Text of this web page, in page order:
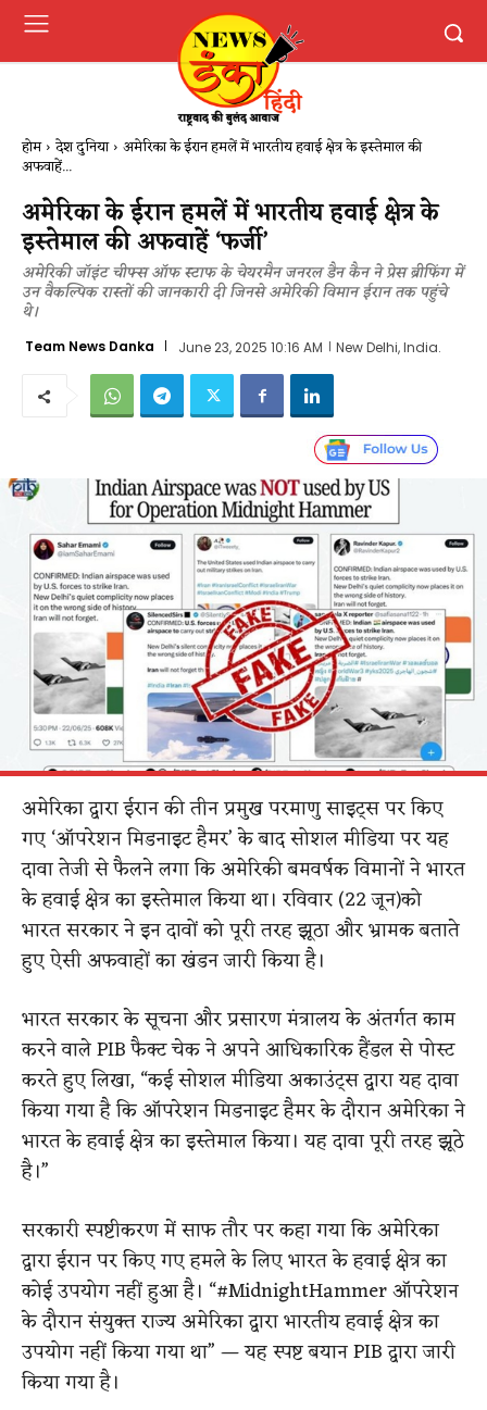
होम देश दुनिया अमेरिका के ईरान हमलें में भारतीय हवाई क्षेत्र के इस्तेमाल की
अफवाहें...
अमेरिका के ईरान हमलें में भारतीय हवाई क्षेत्र के
इस्तेमाल की अफवाहें ‘फर्जी’
अमेरिकी जॉइंट चीफ्स ऑफ स्टाफ के चेयरमैन जनरल डैन कैन ने प्रेस ब्रीफिंग में
उन वैकल्पिक रास्तों की जानकारी दी जिनसे अमेरिकी विमान ईरान तक पहुंचे
थे।
Team News Danka June 23, 2025 10:16 AM New Delhi, India.
अमेरिका द्वारा ईरान की तीन प्रमुख परमाणु साइट्स पर किए
गए ‘ऑपरेशन मिडनाइट हैमर’ के बाद सोशल मीडिया पर यह
दावा तेजी से फैलने लगा कि अमेरिकी बमवर्षक विमानों ने भारत
के हवाई क्षेत्र का इस्तेमाल किया था। रविवार (22 जून)को
भारत सरकार ने इन दावों को पूरी तरह झूठा और भ्रामक बताते
हुए ऐसी अफवाहों का खंडन जारी किया है।
भारत सरकार के सूचना और प्रसारण मंत्रालय के अंतर्गत काम
करने वाले PIB फैक्ट चेक ने अपने आधिकारिक हैंडल से पोस्ट
करते हुए लिखा, “कई सोशल मीडिया अकाउंट्स द्वारा यह दावा
किया गया है कि ऑपरेशन मिडनाइट हैमर के दौरान अमेरिका ने
भारत के हवाई क्षेत्र का इस्तेमाल किया। यह दावा पूरी तरह झूठे
है।”
सरकारी स्पष्टीकरण में साफ तौर पर कहा गया कि अमेरिका
द्वारा ईरान पर किए गए हमले के लिए भारत के हवाई क्षेत्र का
कोई उपयोग नहीं हुआ है। “#MidnightHammer ऑपरेशन
के दौरान संयुक्त राज्य अमेरिका द्वारा भारतीय हवाई क्षेत्र का
उपयोग नहीं किया गया था” — यह स्पष्ट बयान PIB द्वारा जारी
किया गया है।